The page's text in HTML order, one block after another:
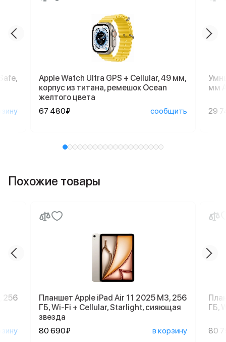
Apple Watch Ultra GPS + Cellular, 49 мм,
корпус из титана, ремешок Ocean
желтого цвета
67 480₽
сообщить
мм
29
Похожие товары
256
Планшет Apple iPad Air 11 2025 M3, 256
ГБ, Wi-Fi + Cellular, Starlight, сияющая
звезда
80 690₽
в корзину
ГБ,
80